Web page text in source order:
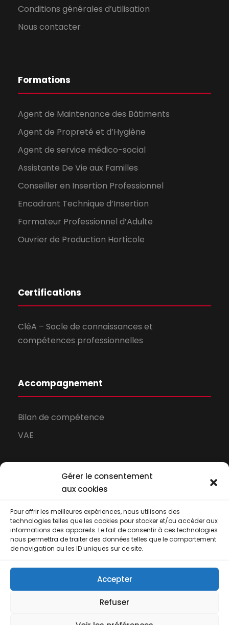
Gérer le consentement
aux cookies
Pour offrir les meilleures expériences, nous utilisons des
technologies telles que les cookies pour stocker et/ou accéder aux
informations des appareils. Le fait de consentir à ces technologies
nous permettra de traiter des données telles que le comportement
de navigation ou les ID uniques sur ce site.
Accepter
Refuser
Conditions générales d’utilisation
Nous contacter
Formations
Agent de Maintenance des Bâtiments
Agent de Propreté et d’Hygiène
Agent de service médico-social
Assistante De Vie aux Familles
Conseiller en Insertion Professionnel
Encadrant Technique d’Insertion
Formateur Professionnel d’Adulte
Ouvrier de Production Horticole
Certifications
CléA – Socle de connaissances et
compétences professionnelles
Accompagnement
Bilan de compétence
VAE
Proform Conseil - Centre de formation à la
Réunion depuis 2001
Conditions générales de vente